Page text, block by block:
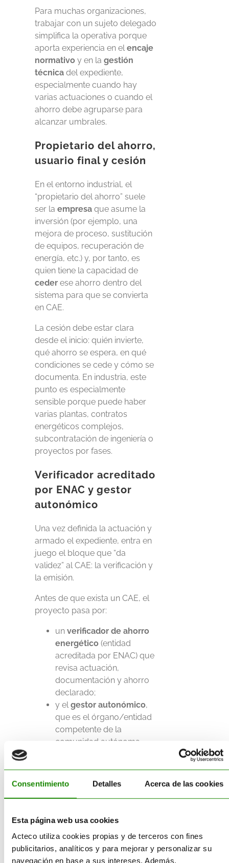
Consentimiento Detalles Acerca de las cookies
Esta página web usa cookies
Acteco utiliza cookies propias y de terceros con fines
publicitarios, analíticos y para mejorar y personalizar su
navegación en base a sus intereses. Además,
Para muchas organizaciones,
trabajar con un sujeto delegado
simplifica la operativa porque
aporta experiencia en el encaje
normativoy en la gestión
técnicadel expediente,
especialmente cuando hay
varias actuaciones o cuando el
ahorro debe agruparse para
alcanzar umbrales.
Propietario del ahorro,
usuario final y cesión
En el entorno industrial, el
“propietario del ahorro” suele
ser la empresaque asume la
inversión (por ejemplo, una
mejora de proceso, sustitución
de equipos, recuperación de
energía, etc.) y, por tanto, es
quien tiene la capacidad de
cederese ahorro dentro del
sistema para que se convierta
en CAE.
La cesión debe estar clara
desde el inicio: quién invierte,
qué ahorro se espera, en qué
condiciones se cede y cómo se
documenta. En industria, este
punto es especialmente
sensible porque puede haber
varias plantas, contratos
energéticos complejos,
subcontratación de ingeniería o
proyectos por fases.
Verificador acreditado
por ENAC y gestor
autonómico
Una vez definida la actuación y
armado el expediente, entra en
juego el bloque que “da
validez” al CAE: la verificación y
la emisión.
Antes de que exista un CAE, el
proyecto pasa por:
un verificador de ahorro
energético(entidad
acreditada por ENAC) que
revisa actuación,
documentación y ahorro
declarado;
y el gestor autonómico,
que es el órgano/entidad
competente de la
comunidad autónoma
emisióndel CAE.
Si el expediente está bien
(verificador + gestor
autonómico) convierte una
mejora energética en un ahorro
certificado y reconocido